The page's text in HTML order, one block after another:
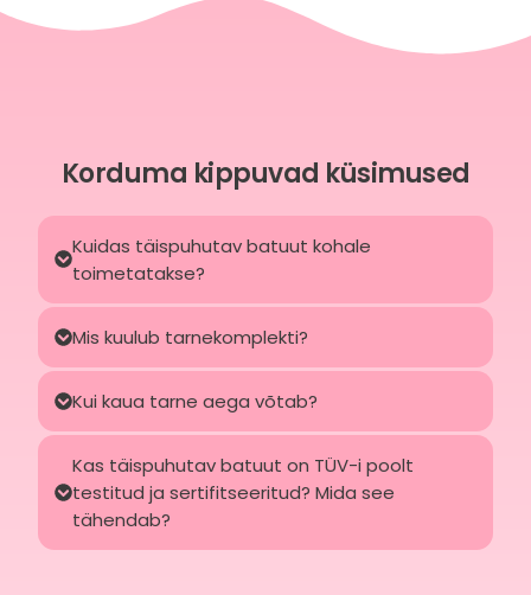
Korduma kippuvad küsimused
Kuidas täispuhutav batuut kohale
toimetatakse?
Mis kuulub tarnekomplekti?
Kui kaua tarne aega võtab?
Kas täispuhutav batuut on TÜV-i poolt
testitud ja sertifitseeritud? Mida see
tähendab?